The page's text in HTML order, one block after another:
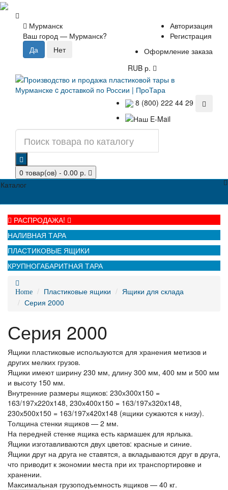
Мурманск
Ваш город — Мурманск?
Авторизация
Регистрация
Оформление заказа
RUB р.
8 (800) 222 44 29
0 товар(ов) - 0.00 р.
Каталог
РАСПРОДАЖА!
НАЛИВНАЯ ТАРА
ПЛАСТИКОВЫЕ ЯЩИКИ
КРУПНОГАБАРИТНАЯ ТАРА
Home Пластиковые ящики
Ящики для склада
Серия 2000
Серия 2000
Ящики пластиковые используются для хранения метизов и
других мелких грузов.
Ящики имеют ширину 230 мм, длину 300 мм, 400 мм и 500 мм
и высоту 150 мм.
Внутренние размеры ящиков: 230х300x150 =
163/197х220x148, 230х400x150 = 163/197х320x148,
230х500x150 = 163/197х420x148 (ящики сужаются к низу).
Толщина стенки ящиков — 2 мм.
На передней стенке ящика есть кармашек для ярлыка.
Ящики изготавливаются двух цветов: красные и синие.
Ящики друг на друга не ставятся, а вкладываются друг в друга,
что приводит к экономии места при их транспортировке и
хранении.
Максимальная грузоподъемность ящиков — 40 кг.